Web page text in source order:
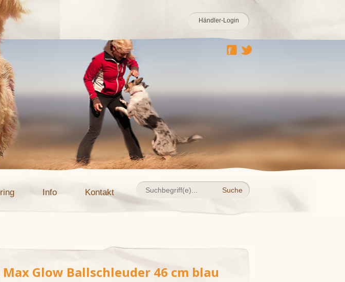
Händler-Login
Info Kontakt
Glow Ballschleuder 46 cm blau